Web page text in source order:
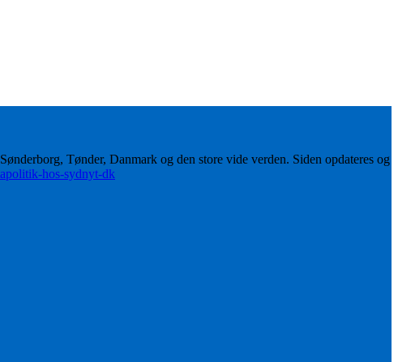
Tønder, Danmark og den store vide verden. Siden opdateres og
hos-sydnyt-dk